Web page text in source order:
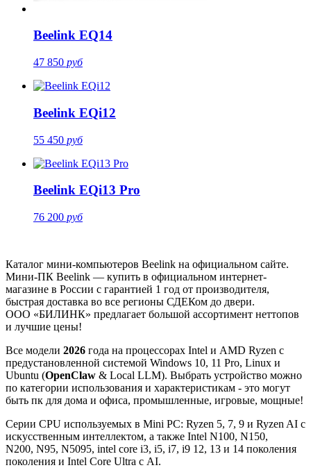
Beelink EQ14
47 850 руб
Beelink EQi12
55 450 руб
Beelink EQi13 Pro
76 200 руб
Каталог мини-компьютеров Beelink на официальном сайте.
Мини-ПК Beelink — купить в официальном интернет-
магазине в России с гарантией 1 год от производителя,
быстрая доставка во все регионы СДЕКом до двери.
ООО «БИЛИНК» предлагает большой ассортимент неттопов
и лучшие цены!
Все модели 2026 года на процессорах Intel и AMD Ryzen с
предустановленной системой Windows 10, 11 Pro, Linux и
Ubuntu (OpenClaw & Local LLM). Выбрать устройство можно
по категории использования и характеристикам - это могут
быть пк для дома и офиса, промышленные, игровые, мощные!
Серии CPU используемых в Mini PC: Ryzen 5, 7, 9 и Ryzen AI с
искусственным интеллектом, а также Intel N100, N150,
N200, N95, N5095, intel core i3, i5, i7, i9 12, 13 и 14 поколения
поколения и Intel Core Ultra с AI.